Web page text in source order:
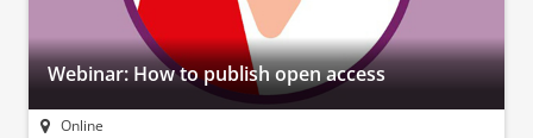
Webinar: How to publish open access
Online